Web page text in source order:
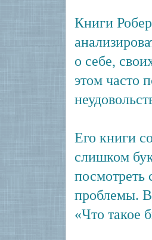
Книги
о себе,
этом часто
Его книги
слишком
посмотреть
проблемы. В
«Что такое